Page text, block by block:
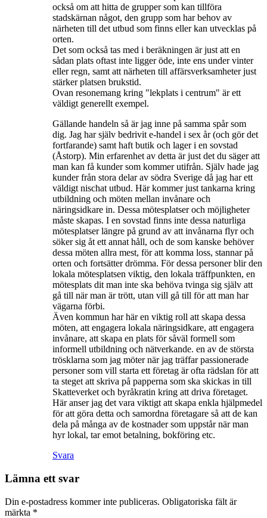
också om att hitta de grupper som kan tillföra
stadskärnan något, den grupp som har behov av
närheten till det utbud som finns eller kan utvecklas på
orten.
Det som också tas med i beräkningen är just att en
sådan plats oftast inte ligger öde, inte ens under vinter
eller regn, samt att närheten till affärsverksamheter just
stärker platsen brukstid.
Ovan resonemang kring "lekplats i centrum" är ett
väldigt generellt exempel.
Gällande handeln så är jag inne på samma spår som
dig. Jag har själv bedrivit e-handel i sex år (och gör det
fortfarande) samt haft butik och lager i en sovstad
(Åstorp). Min erfarenhet av detta är just det du säger att
man kan få kunder som kommer utifrån. Själv hade jag
kunder från stora delar av södra Sverige då jag har ett
väldigt nischat utbud. Här kommer just tankarna kring
utbildning och möten mellan invånare och
näringsidkare in. Dessa mötesplatser och möjligheter
måste skapas. I en sovstad finns inte dessa naturliga
mötesplatser längre på grund av att invånarna flyr och
söker sig åt ett annat håll, och de som kanske behöver
dessa möten allra mest, för att komma loss, stannar på
orten och fortsätter drömma. För dessa personer blir den
lokala mötesplatsen viktig, den lokala träffpunkten, en
mötesplats dit man inte ska behöva tvinga sig själv att
gå till när man är trött, utan vill gå till för att man har
vägarna förbi.
Även kommun har här en viktig roll att skapa dessa
möten, att engagera lokala näringsidkare, att engagera
invånare, att skapa en plats för såväl formell som
informell utbildning och nätverkande. en av de största
trösklarna som jag möter när jag träffar passionerade
personer som vill starta ett företag är ofta rädslan för att
ta steget att skriva på papperna som ska skickas in till
Skatteverket och byråkratin kring att driva företaget.
Här anser jag det vara viktigt att skapa enkla hjälpmedel
för att göra detta och samordna företagare så att de kan
dela på många av de kostnader som uppstår när man
hyr lokal, tar emot betalning, bokföring etc.
Svara
Lämna ett svar
Din e-postadress kommer inte publiceras. Obligatoriska fält är
märkta *